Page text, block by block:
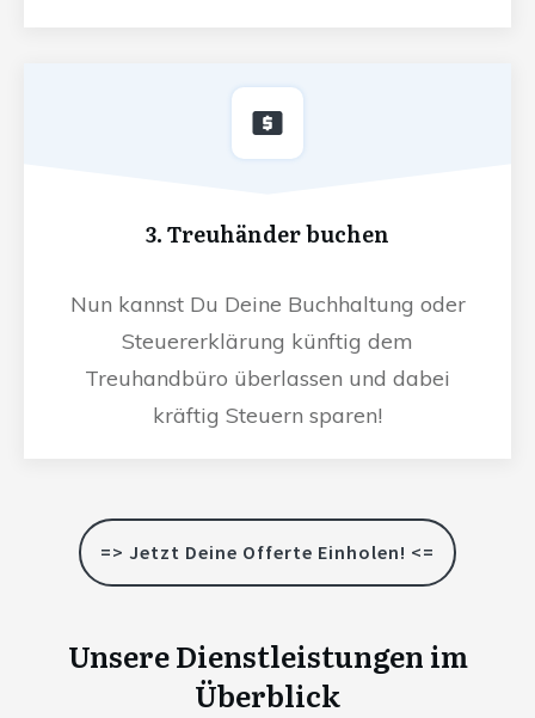
3. Treuhänder buchen
Nun kannst Du Deine Buchhaltung oder
Steuererklärung künftig dem
Treuhandbüro überlassen und dabei
kräftig Steuern sparen!
=> Jetzt Deine Offerte Einholen! <=
Unsere Dienstleistungen im
Überblick